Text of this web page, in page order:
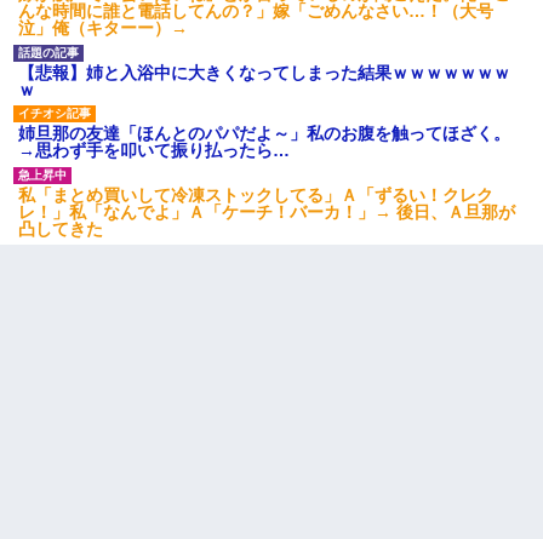
んな時間に誰と電話してんの？」嫁「ごめんなさい…！（大号
泣」俺（キターー）→
【悲報】姉と入浴中に大きくなってしまった結果ｗｗｗｗｗｗｗ
ｗ
姉旦那の友達「ほんとのパパだよ～」私のお腹を触ってほざく。
→思わず手を叩いて振り払ったら…
私「まとめ買いして冷凍ストックしてる」Ａ「ずるい！クレク
レ！」私「なんでよ」Ａ「ケーチ！バーカ！」→ 後日、Ａ旦那が
凸してきた